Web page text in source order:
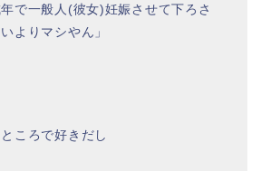
年で一般人(彼女)妊娠させて下ろさ
よりマシやん」
ころで好きだし